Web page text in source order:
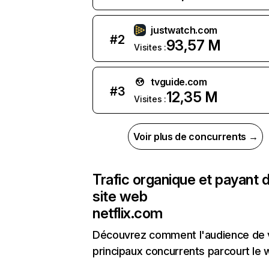
#2
justwatch.com
Visites :93,57 M
#3
tvguide.com
Visites :12,35 M
Voir plus de concurrents →
Trafic organique et payant
site web
netflix.com
Découvrez comment l'audience de
principaux concurrents parcourt le